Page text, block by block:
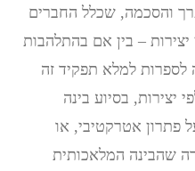
והסכמה, שכלל החברים
יצירות – בין אם בהתלהבות
לספרות למלא תפקיד זה
יצירות, בסיוע בינה
פתרון אטרקטיבי, או
שהבינה המלאכותית